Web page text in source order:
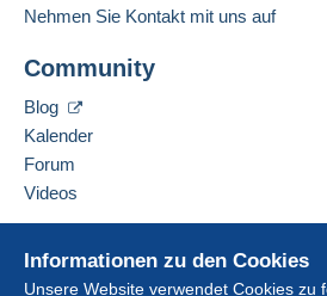
Informationen zu den Cookies
Unsere Website verwendet Cookies zu
Nehmen Sie Kontakt mit uns auf
Community
Blog
Kalender
Forum
Videos
Online-Hilfe